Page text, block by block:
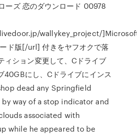
ーズ 恋のダウンロード 00978
wallykey_project/
ド版[/url] 付きをヤフオクで落
ィション変更して、Cドライブ
40GBにし、Cドライブにインス
dead any Springfield
way of a stop indicator and
associated with
while he appeared to be